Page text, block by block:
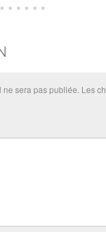
sera pas publiée. Les